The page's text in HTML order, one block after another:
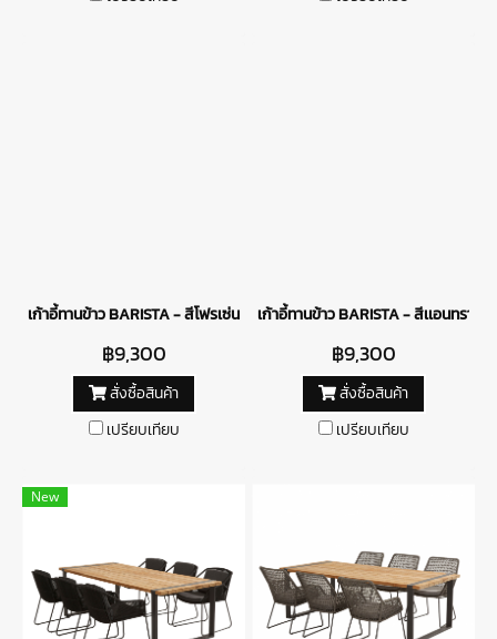
เก้าอี้ทานข้าว BARISTA - สีโฟรเซ่น
฿9,300
สั่งซื้อสินค้า
เปรียบเทียบ
เก้าอี้ทานข้าว BARISTA - สีเเอนทราไซต์
฿9,300
สั่งซื้อสินค้า
เปรียบเทียบ
New